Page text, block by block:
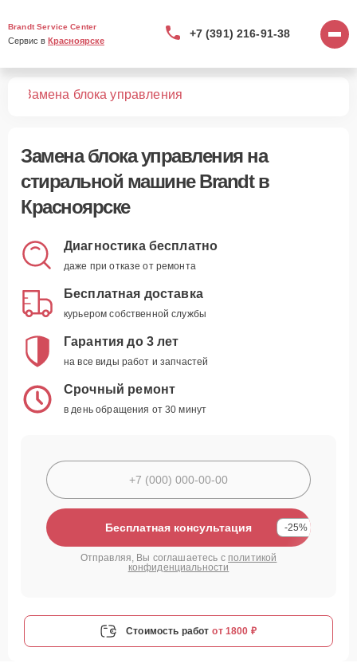
Brandt Service Center
Сервис в Красноярске
+7 (391) 216-91-38
Замена блока управления
Замена блока управленияна
стиральной машине Brandt в
Красноярске
Диагностика бесплатно
даже при отказе от ремонта
Бесплатная доставка
курьером собственной службы
Гарантия до 3 лет
на все виды работ и запчастей
Срочный ремонт
в день обращения от 30 минут
Бесплатная консультация -25%
Отправляя, Вы соглашаетесь с политикой
конфиденциальности
Стоимость работ от 1800 ₽